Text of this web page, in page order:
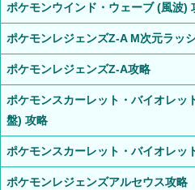
ポケモンウインド・ウェーブ (風波)
ポケモンレジェンズZ-A M次元ラッ
ポケモンレジェンズZ-A攻略
ポケモンスカーレット・バイオレッ
盤) 攻略
ポケモンスカーレット・バイオレッ
ポケモンレジェンズアルセウス攻略